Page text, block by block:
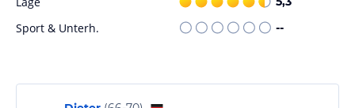
Nach einem aktiven Tag können Sie im Garten oder in der
Gemeinschaftslounge des Landhauses zu Kürenberg entspannen.
Hinweis: Verfasst von HolidayCheck mit Hilfe von KI. Alle
Sport & Unterh. --